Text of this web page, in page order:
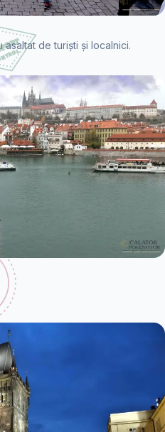
de turiști și localnici.